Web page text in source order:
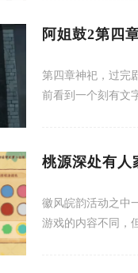
阿姐鼓2第四
第四章神祀，过完
前看到一个刻有文
桃源深处有人
徽风皖韵活动之中
游戏的内容不同，